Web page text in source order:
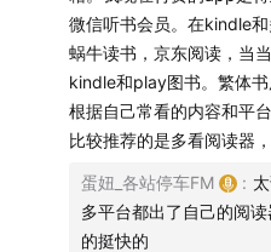
界定论域：兼具电子
电子书阅读的平台：
电子书里的互动：你会
电子书的四个特征：
微信听书会员。在kindle
蜗牛读书，京东阅读，当
kindle和play图书。繁体
根据自己常看的内容和平
比较推荐的是多看阅读器
蛋妞_各站停车FM :
多平台都出了自己的阅
的挺快的